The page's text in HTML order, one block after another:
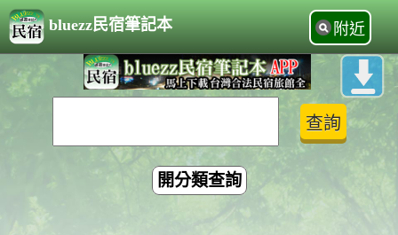
bluezz民宿筆記本 附近
開分類查詢